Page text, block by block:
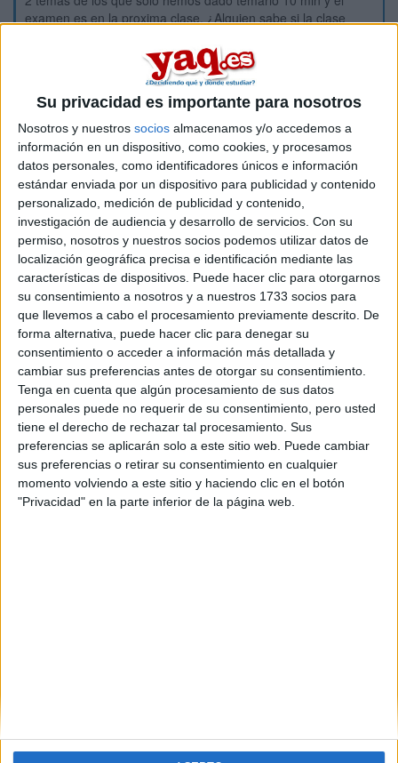
Su privacidad es importante para nosotros
Nosotros y nuestros socios almacenamos y/o accedemos a
información en un dispositivo, como cookies, y procesamos
datos personales, como identificadores únicos e información
estándar enviada por un dispositivo para publicidad y contenido
personalizado, medición de publicidad y contenido,
investigación de audiencia y desarrollo de servicios. Con su
permiso, nosotros y nuestros socios podemos utilizar datos de
localización geográfica precisa e identificación mediante las
características de dispositivos. Puede hacer clic para otorgarnos
su consentimiento a nosotros y a nuestros 1733 socios para
que llevemos a cabo el procesamiento previamente descrito. De
forma alternativa, puede hacer clic para denegar su
consentimiento o acceder a información más detallada y
cambiar sus preferencias antes de otorgar su consentimiento.
Tenga en cuenta que algún procesamiento de sus datos
personales puede no requerir de su consentimiento, pero usted
tiene el derecho de rechazar tal procesamiento. Sus
preferencias se aplicarán solo a este sitio web. Puede cambiar
sus preferencias o retirar su consentimiento en cualquier
momento volviendo a este sitio y haciendo clic en el botón
"Privacidad" en la parte inferior de la página web.
examen es en la proxima clase. ¿Alguien sabe si la clase
Etiquetas: Hablar x Hablar
Inicia sesiónoregístratepara enviar comentarios